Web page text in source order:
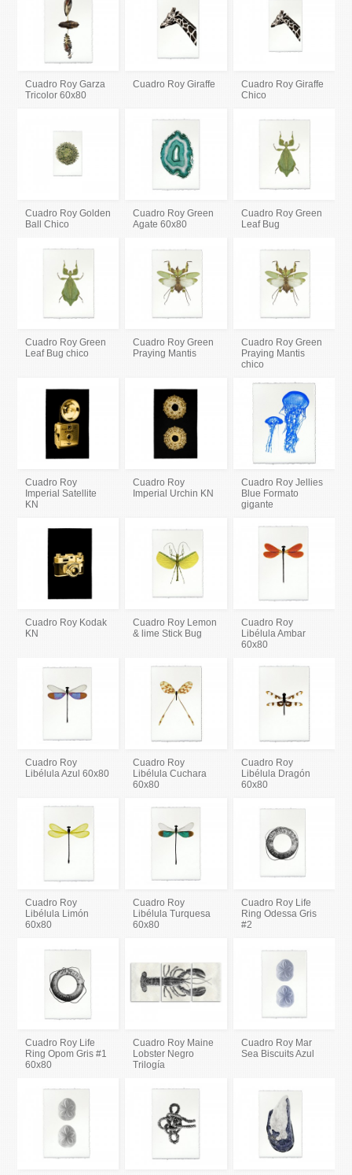
Cuadro Roy Garza
Tricolor 60x80
Cuadro Roy Giraffe
Cuadro Roy Giraffe
Chico
Cuadro Roy Golden
Ball Chico
Cuadro Roy Green
Agate 60x80
Cuadro Roy Green
Leaf Bug
Cuadro Roy Green
Leaf Bug chico
Cuadro Roy Green
Praying Mantis
Cuadro Roy Green
Praying Mantis
chico
Cuadro Roy
Imperial Satellite
KN
Cuadro Roy
Imperial Urchin KN
Cuadro Roy Jellies
Blue Formato
gigante
Cuadro Roy Kodak
KN
Cuadro Roy Lemon
& lime Stick Bug
Cuadro Roy
Libélula Ambar
60x80
Cuadro Roy
Libélula Azul 60x80
Cuadro Roy
Libélula Cuchara
60x80
Cuadro Roy
Libélula Dragón
60x80
Cuadro Roy
Libélula Limón
60x80
Cuadro Roy
Libélula Turquesa
60x80
Cuadro Roy Life
Ring Odessa Gris
#2
Cuadro Roy Life
Ring Opom Gris #1
60x80
Cuadro Roy Maine
Lobster Negro
Trilogía
Cuadro Roy Mar
Sea Biscuits Azul